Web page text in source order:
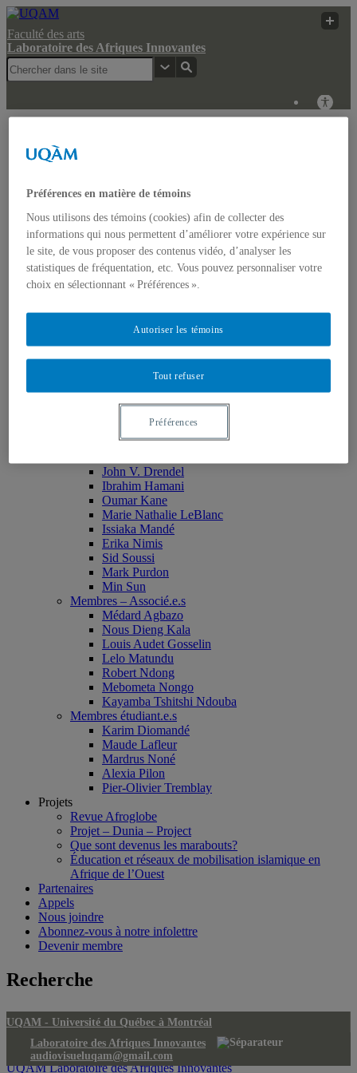
Faculté des arts
Laboratoire des Afriques Innovantes
Actualités
Colloque: REGARDS COMPARATISTES SUR LES
IMAGINAIRES NON-DOMINANTS EN AFRIQUE ET
DANS LES AMÉRIQUES
Accueil
Bulletin Bandung Spirit
Qui sommes-nous ?
Membres de l’UQÀM
Monia Abdallah
Jean-Jacques Bogui
Bonnie Campbell
John V. Drendel
Ibrahim Hamani
Oumar Kane
Marie Nathalie LeBlanc
Issiaka Mandé
Erika Nimis
Sid Soussi
Mark Purdon
Min Sun
Membres – Associé.e.s
Médard Agbazo
Nous Dieng Kala
Louis Audet Gosselin
Lelo Matundu
Robert Ndong
Mebometa Nongo
Kayamba Tshitshi Ndouba
Membres étudiant.e.s
Karim Diomandé
Maude Lafleur
Mardrus Noné
Alexia Pilon
Pier-Olivier Tremblay
Projets
Revue Afroglobe
Projet – Dunia – Project
Que sont devenus les marabouts?
Éducation et réseaux de mobilisation islamique en
Afrique de l’Ouest
Partenaires
Appels
Nous joindre
Abonnez-vous à notre infolettre
Devenir membre
Recherche
UQAM - Université du Québec à Montréal
Laboratoire des Afriques Innovantes
audiovisueluqam@gmail.com
UQAM Laboratoire des Afriques Innovantes
Préférences en matière de témoins
Nous utilisons des témoins (cookies) afin de collecter des
informations qui nous permettent d’améliorer votre expérience sur
le site, de vous proposer des contenus vidéo, d’analyser les
statistiques de fréquentation, etc. Vous pouvez personnaliser votre
choix en sélectionnant « Préférences ».
Tout refuser
Autoriser les témoins
Préférences